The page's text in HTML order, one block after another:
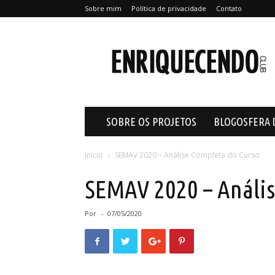
Sobre mim Política de privacidade Contato
SOBRE OS PROJETOS
Início SEMAV 2020 – Análise Completa do Curso
SEMAV 2020 –
Por - 07/05/2020